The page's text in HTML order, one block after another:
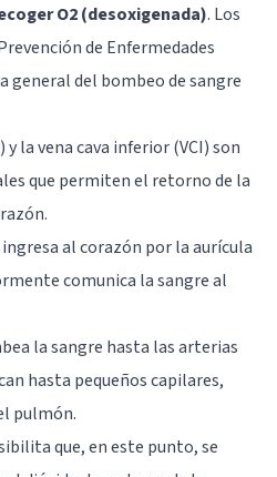
O2 (desoxigenada). Los
de Enfermedades
general del bombeo de sangre
y la vena cava inferior (VCI) son
que permiten el retorno de la
al corazón por la aurícula
comunica la sangre al
la sangre hasta las arterias
hasta pequeños capilares,
pulmón.
que, en este punto, se